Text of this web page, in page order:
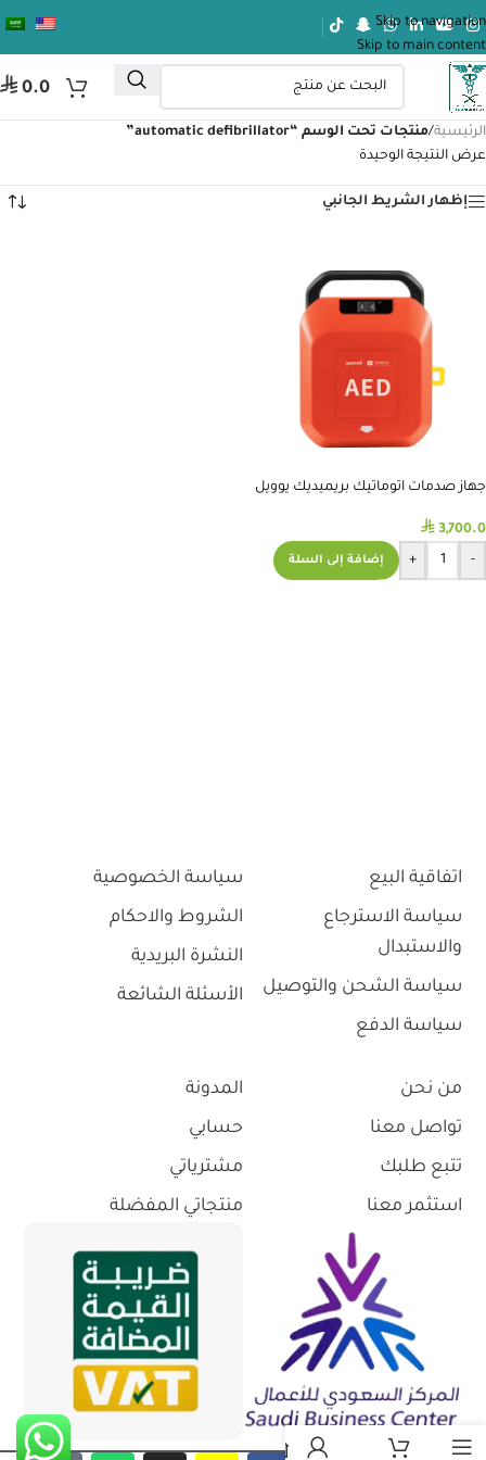
Skip to navigation
Skip to main content
⃁ 0.0
الرئيسية/منتجات تحت الوسم “automatic defibrillator”
عرض النتيجة الوحيدة
إظهار الشريط الجانبي
جهاز صدمات اتوماتيك بريميديك يوويل
⃁ 3,700.0
-
+ إضافة إلى السلة
اتفاقية البيع
سياسة الاسترجاع
والاستبدال
سياسة الشحن والتوصيل
سياسة الدفع
سياسة الخصوصية
الشروط والاحكام
النشرة البريدية
الأسئلة الشائعة
من نحن
تواصل معنا
تتبع طلبك
استثمر معنا
المدونة
حسابي
مشترياتي
منتجاتي المفضلة